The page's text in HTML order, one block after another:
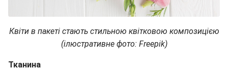
Квіти в пакеті стають стильною квітковою композицією
(ілюстративне фото: Freepik)
Тканина